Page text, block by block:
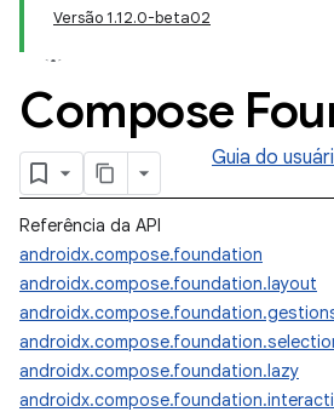
Versão 1.12.0-beta02
Compose
Guia do
Referência da API
androidx.compose.foundation
androidx.compose.foundation.layout
androidx.compose.foundation.lazy